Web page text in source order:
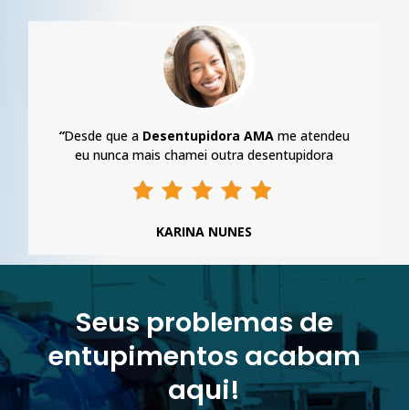
“Desde que a Desentupidora AMA me atendeu
eu nunca mais chamei outra desentupidora
KARINA NUNES
Seus problemas de
entupimentos acabam
aqui!